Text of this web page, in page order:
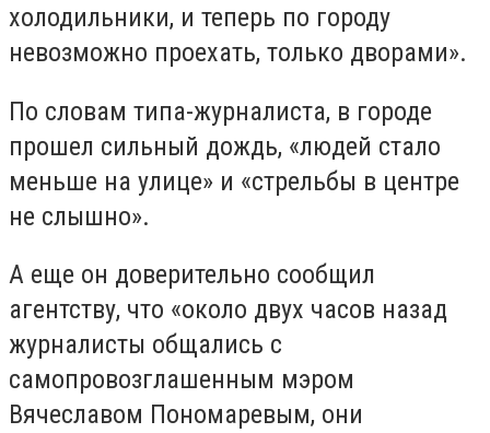
холодильники, и теперь по городу
невозможно проехать, только дворами».
По словам типа-журналиста, в городе
прошел сильный дождь, «людей стало
меньше на улице» и «стрельбы в центре
не слышно».
А еще он доверительно сообщил
агентству, что «около двух часов назад
журналисты общались с
самопровозглашенным мэром
Вячеславом Пономаревым, они